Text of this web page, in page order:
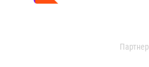
Партнер